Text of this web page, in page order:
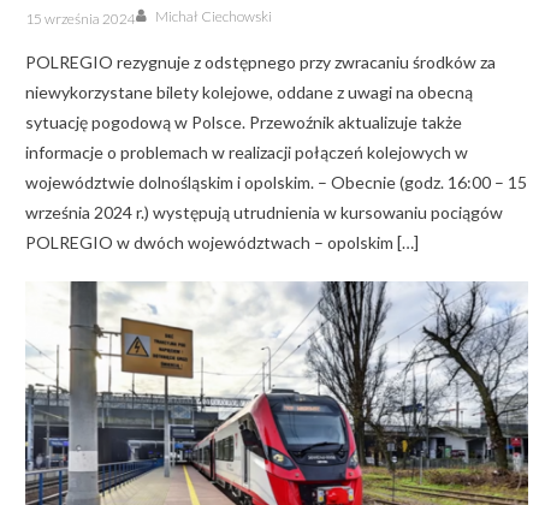
Posted
on
15 września 2024 Author
Michał Ciechowski
POLREGIO rezygnuje z odstępnego przy zwracaniu środków za
niewykorzystane bilety kolejowe, oddane z uwagi na obecną
sytuację pogodową w Polsce. Przewoźnik aktualizuje także
informacje o problemach w realizacji połączeń kolejowych w
województwie dolnośląskim i opolskim. – Obecnie (godz. 16:00 – 15
września 2024 r.) występują utrudnienia w kursowaniu pociągów
POLREGIO w dwóch województwach – opolskim […]